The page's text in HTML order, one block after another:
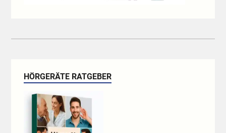
HÖRGERÄTE RATGEBER